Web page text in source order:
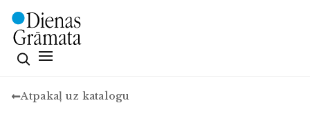
Atpakaļ uz katalogu